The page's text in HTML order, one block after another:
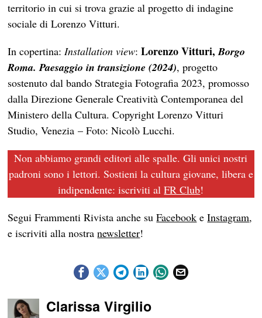
territorio in cui si trova grazie al progetto di indagine
sociale di Lorenzo Vitturi.
In copertina:Installation view:Lorenzo Vitturi, Borgo
Roma. Paesaggio in transizione (2024), progetto
sostenuto dal bando Strategia Fotografia 2023, promosso
dalla Direzione Generale Creatività Contemporanea del
Ministero della Cultura. Copyright Lorenzo Vitturi
Studio, Venezia – Foto: Nicolò Lucchi.
Non abbiamo grandi editori alle spalle. Gli unici nostri
padroni sono i lettori. Sostieni la cultura giovane, libera e
indipendente: iscriviti alFR Club!
Segui Frammenti Rivista anche suFacebook eInstagram,
e iscriviti alla nostranewsletter!
Clarissa Virgilio